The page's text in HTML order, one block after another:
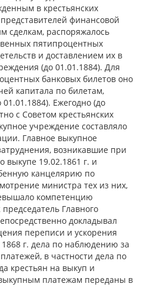
в крестьянских
финансовой
сделкам, распоряжалось
пятипроцентных
и доставлением их в
(до 01.01.1884). Для
банковых билетов оно
капитала по билетам,
Ежегодно (до
с Советом крестьянских
учреждение составляло
Главное выкупное
возникавшие при
19.02.1861 г. и
канцелярию по
министра тех из них,
компетенцию
Главного
докладывал
переписи и ускорения
г. дела по наблюдению за
в частности дела по
крестьян на выкуп и
платежам переданы в